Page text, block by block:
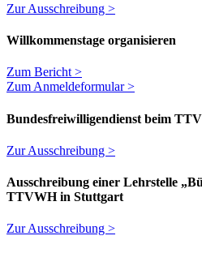
Zur Ausschreibung >
Willkommenstage organisieren
Zum Bericht >
Zum Anmeldeformular >
Bundesfreiwilligendienst beim
Zur Ausschreibung >
Ausschreibung einer Lehrstelle
TTVWH in Stuttgart
Zur Ausschreibung >